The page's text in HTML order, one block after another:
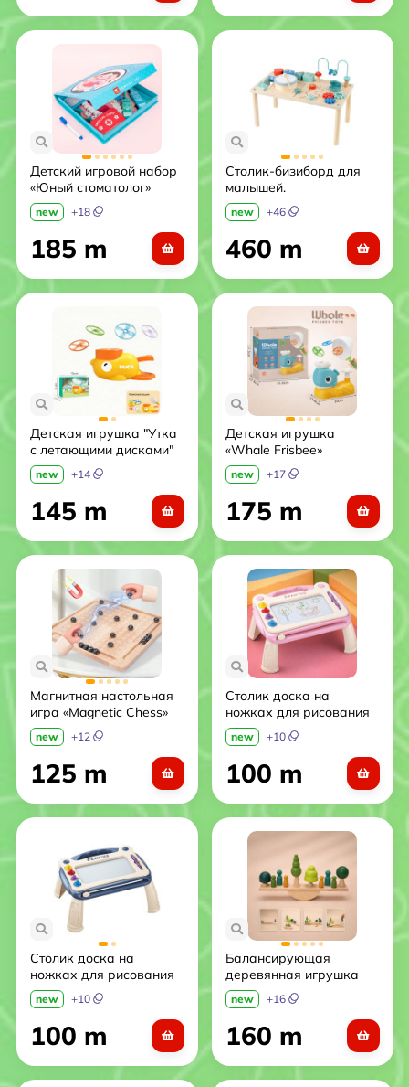
Детский игровой набор
«Юный стоматолог»
new +18
185 m
Столик-бизиборд для
малышей.
new +46
460 m
Детская игрушка "Утка
с летающими дисками"
new +14
145 m
Детская игрушка
«Whale Frisbee»
(летающие диски)
new +17
175 m
Магнитная настольная
игра «Magnetic Chess»
20 шариков.
new +12
125 m
Столик доска на
ножках для рисования
со штампами и ручкой.
(Розовый цв.)
new +10
100 m
Столик доска на
ножках для рисования
со штампами и ручкой.
(Синий цв.)
new +10
100 m
Балансирующая
деревянная игрушка
«Лесной балансир»
new +16
160 m